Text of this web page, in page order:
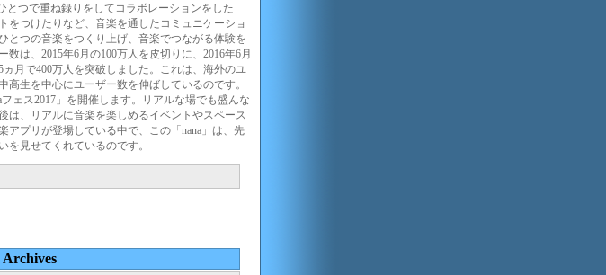
とつで重ね録りをしてコラボレーションをした
をつけたりなど、音楽を通したコミュニケーショ
とつの音楽をつくり上げ、音楽でつながる体験を
は、2015年6月の100万人を皮切りに、2016年6月
月で400万人を突破しました。これは、海外のユ
生を中心にユーザー数を伸ばしているのです。
ェス2017」を開催します。リアルな場でも盛んな
は、リアルに音楽を楽しめるイベントやスペース
プリが登場している中で、この「nana」は、先
見せてくれているのです。